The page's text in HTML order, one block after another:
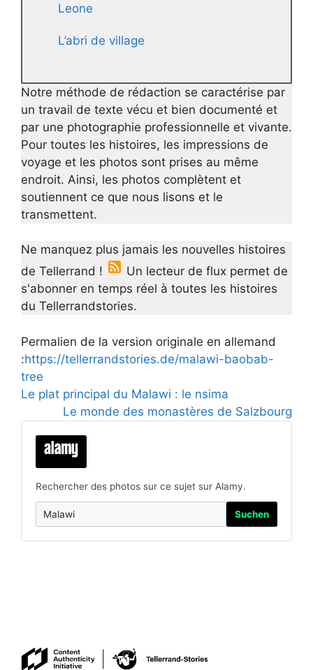
Leone
L’abri de village
Notre méthode de rédaction se caractérise par
un travail de texte vécu et bien documenté et
par une photographie professionnelle et vivante.
Pour toutes les histoires, les impressions de
voyage et les photos sont prises au même
endroit. Ainsi, les photos complètent et
soutiennent ce que nous lisons et le
transmettent.
Ne manquez plus jamais les nouvelles histoires
de Tellerrand !
Un lecteur de flux permet de
s'abonner en temps réel à toutes les histoires
du Tellerrandstories.
Permalien de la version originale en allemand
:https://tellerrandstories.de/malawi-baobab-
tree
Le plat principal du Malawi : le nsima
Le monde des monastères de Salzbourg
Rechercher des photos sur ce sujet sur Alamy.
Suchen